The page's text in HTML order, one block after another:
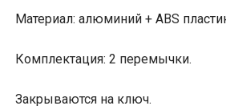
Материал: алюминий + ABS
Комплектация: 2 перемычки.
Закрываются на ключ.